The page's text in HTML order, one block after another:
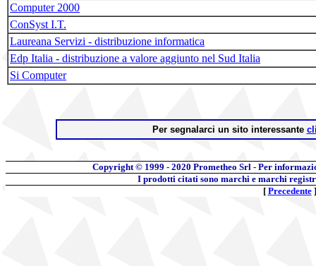
Computer 2000
ConSyst I.T.
Laureana Servizi - distribuzione informatica
Edp Italia - distribuzione a valore aggiunto nel Sud Italia
Si Computer
Per segnalarci un sito interessante
Copyright © 1999 - 2020 Prometheo Srl - Per
I prodotti citati sono marchi e marchi
[ Precedente]